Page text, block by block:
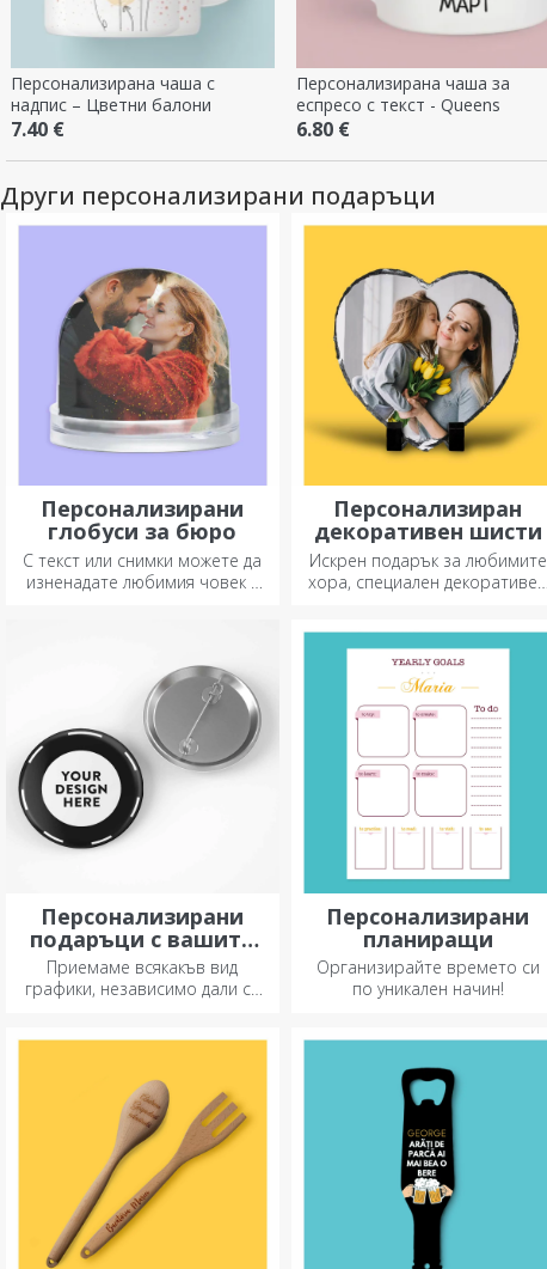
Персонализирана чаша с
надпис – Цветни балони
7.40 €
Персонализирана чаша за
еспресо с текст - Queens
6.80 €
Други персонализирани подаръци
Персонализирани
глобуси за бюро
С текст или снимки можете да
изненадате любимия човек с
Персонализиран
декоративен шисти
Искрен подарък за любимите
хора, специален декоративен
Персонализирани
подаръци с вашите
графики
Приемаме всякакъв вид
графики, независимо дали са
Персонализирани
планиращи
Организирайте времето си
по уникален начин!